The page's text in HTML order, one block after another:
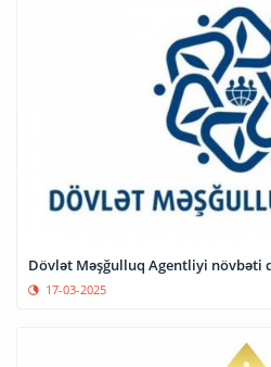
Dövlət Məşğulluq Agentliyi
17-03-2025